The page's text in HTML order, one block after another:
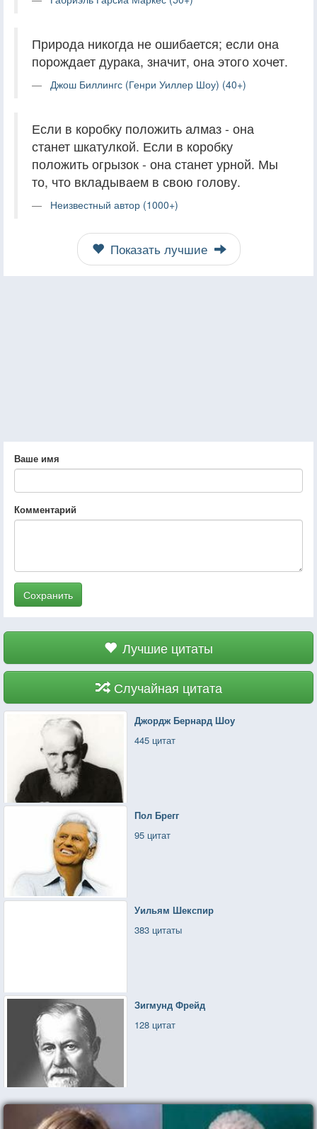
Природа никогда не ошибается; если она
порождает дурака, значит, она этого хочет.
Джош Биллингс (Генри Уиллер Шоу) (40+)
Если в коробку положить алмаз - она
станет шкатулкой. Если в коробку
положить огрызок - она станет урной. Мы
то, что вкладываем в свою голову.
Неизвестный автор (1000+)
Показать лучшие
Ваше имя
Комментарий
Сохранить
Лучшие цитаты
Случайная цитата
Джордж Бернард Шоу
445 цитат
Пол Брегг
95 цитат
Уильям Шекспир
383 цитаты
Зигмунд Фрейд
128 цитат